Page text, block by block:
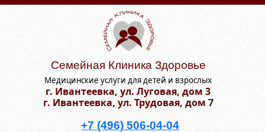
Семейная Клиника Здоровье
Медицинские услуги для детей и взрослых
г. Ивантеевка, ул. Луговая, дом 3
г. Ивантеевка, ул. Трудовая, дом 7
+7 (496) 506-04-04